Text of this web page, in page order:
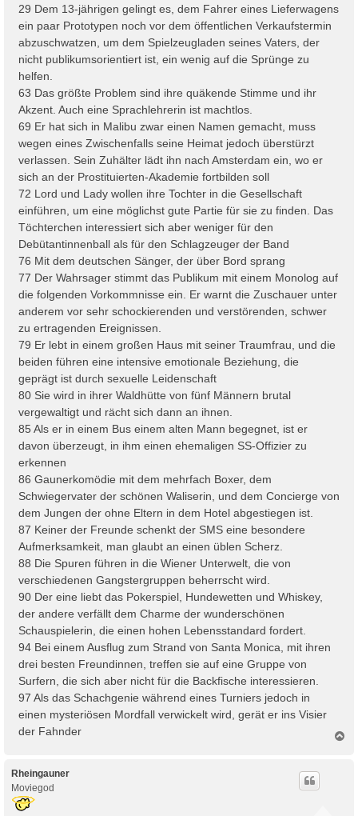
29 Dem 13-jährigen gelingt es, dem Fahrer eines Lieferwagens
ein paar Prototypen noch vor dem öffentlichen Verkaufstermin
abzuschwatzen, um dem Spielzeugladen seines Vaters, der
nicht publikumsorientiert ist, ein wenig auf die Sprünge zu
helfen.
63 Das größte Problem sind ihre quäkende Stimme und ihr
Akzent. Auch eine Sprachlehrerin ist machtlos.
69 Er hat sich in Malibu zwar einen Namen gemacht, muss
wegen eines Zwischenfalls seine Heimat jedoch überstürzt
verlassen. Sein Zuhälter lädt ihn nach Amsterdam ein, wo er
sich an der Prostituierten-Akademie fortbilden soll
72 Lord und Lady wollen ihre Tochter in die Gesellschaft
einführen, um eine möglichst gute Partie für sie zu finden. Das
Töchterchen interessiert sich aber weniger für den
Debütantinnenball als für den Schlagzeuger der Band
76 Mit dem deutschen Sänger, der über Bord sprang
77 Der Wahrsager stimmt das Publikum mit einem Monolog auf
die folgenden Vorkommnisse ein. Er warnt die Zuschauer unter
anderem vor sehr schockierenden und verstörenden, schwer
zu ertragenden Ereignissen.
79 Er lebt in einem großen Haus mit seiner Traumfrau, und die
beiden führen eine intensive emotionale Beziehung, die
geprägt ist durch sexuelle Leidenschaft
80 Sie wird in ihrer Waldhütte von fünf Männern brutal
vergewaltigt und rächt sich dann an ihnen.
85 Als er in einem Bus einem alten Mann begegnet, ist er
davon überzeugt, in ihm einen ehemaligen SS-Offizier zu
erkennen
86 Gaunerkomödie mit dem mehrfach Boxer, dem
Schwiegervater der schönen Waliserin, und dem Concierge von
dem Jungen der ohne Eltern in dem Hotel abgestiegen ist.
87 Keiner der Freunde schenkt der SMS eine besondere
Aufmerksamkeit, man glaubt an einen üblen Scherz.
88 Die Spuren führen in die Wiener Unterwelt, die von
verschiedenen Gangstergruppen beherrscht wird.
90 Der eine liebt das Pokerspiel, Hundewetten und Whiskey,
der andere verfällt dem Charme der wunderschönen
Schauspielerin, die einen hohen Lebensstandard fordert.
94 Bei einem Ausflug zum Strand von Santa Monica, mit ihren
drei besten Freundinnen, treffen sie auf eine Gruppe von
Surfern, die sich aber nicht für die Backfische interessieren.
97 Als das Schachgenie während eines Turniers jedoch in
einen mysteriösen Mordfall verwickelt wird, gerät er ins Visier
der Fahnder
Rheingauner
Moviegod